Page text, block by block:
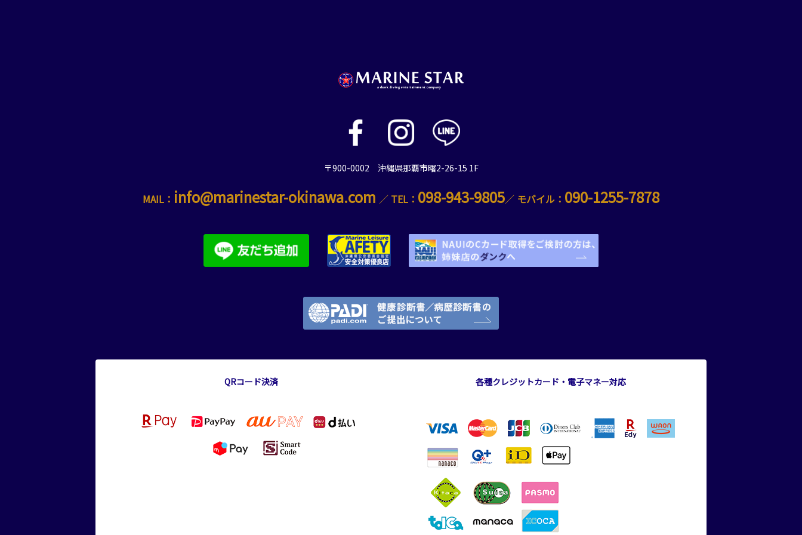
〒900-0002 沖縄県那覇市曙2-26-15 1F
MAIL： info@marinestar-okinawa.com ／ TEL： 098-943-9805／ モバイル： 090-1255-7878
QRコード決済 各種クレジットカード・電子マネー対応